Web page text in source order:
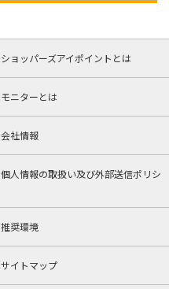
ショッパーズアイポイントとは
モニターとは
会社情報
個人情報の取扱い及び外部送信ポリシ
推奨環境
サイトマップ